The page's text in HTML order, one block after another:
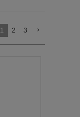
1 2 3